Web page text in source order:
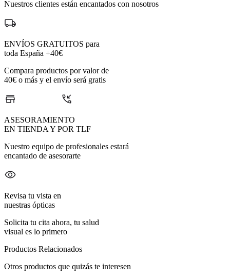
Nuestros clientes están encantados con nosotros
ENVÍOS GRATUITOS para
toda España +40€
Compara productos por valor de
40€ o más y el envío será gratis
ASESORAMIENTO
EN TIENDA Y POR TLF
Nuestro equipo de profesionales estará
encantado de asesorarte
Revisa tu vista en
nuestras ópticas
Solicita tu cita ahora, tu salud
visual es lo primero
Productos Relacionados
Otros productos que quizás te interesen